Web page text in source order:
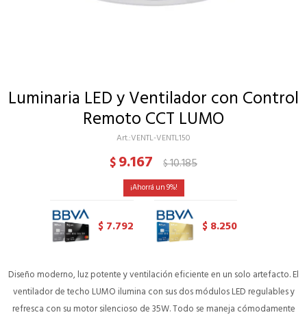
Luminaria LED y Ventilador con Control
Remoto CCT LUMO
VENTL-VENTL150
$9.167 $10.185
9
$ 7.792 $ 8.250
Diseño moderno, luz potente y ventilación eficiente en un solo artefacto. El
ventilador de techo LUMO ilumina con sus dos módulos LED regulables y
refresca con su motor silencioso de 35W. Todo se maneja cómodamente